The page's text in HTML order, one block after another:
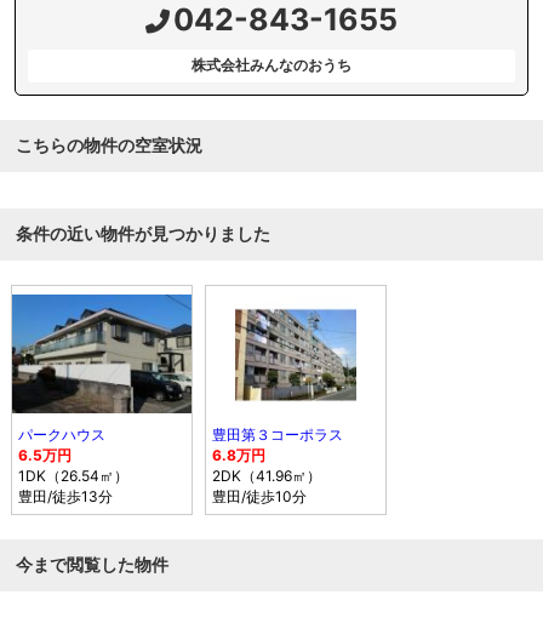
042-843-1655
株式会社みんなのおうち
こちらの物件の空室状況
条件の近い物件が見つかりました
パークハウス
6.5万円
1DK（26.54㎡）
豊田/徒歩13分
豊田第３コーポラス
6.8万円
2DK（41.96㎡）
豊田/徒歩10分
今まで閲覧した物件